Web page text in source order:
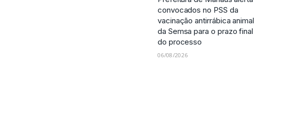
convocados no PSS da
vacinação antirrábica animal
da Semsa para o prazo final
do processo
06/08/2026